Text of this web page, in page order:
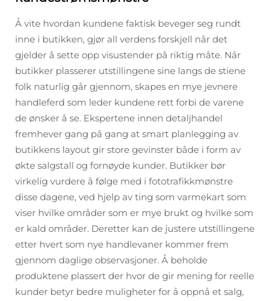
Å vite hvordan kundene faktisk beveger seg rundt
inne i butikken, gjør all verdens forskjell når det
gjelder å sette opp visustender på riktig måte. Når
butikker plasserer utstillingene sine langs de stiene
folk naturlig går gjennom, skapes en mye jevnere
handleferd som leder kundene rett forbi de varene
de ønsker å se. Ekspertene innen detaljhandel
fremhever gang på gang at smart planlegging av
butikkens layout gir store gevinster både i form av
økte salgstall og fornøyde kunder. Butikker bør
virkelig vurdere å følge med i fototrafikkmønstre
disse dagene, ved hjelp av ting som varmekart som
viser hvilke områder som er mye brukt og hvilke som
er kald områder. Deretter kan de justere utstillingene
etter hvert som nye handlevaner kommer frem
gjennom daglige observasjoner. Å beholde
produktene plassert der hvor de gir mening for reelle
kunder betyr bedre muligheter for å oppnå et salg,